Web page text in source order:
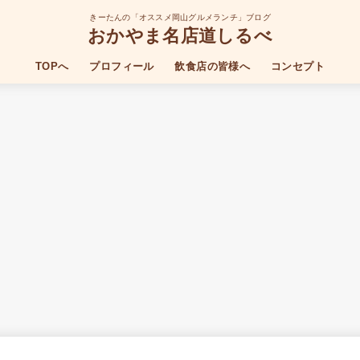
きーたんの「オススメ岡山グルメランチ」ブログ
おかやま名店道しるべ
TOPへ プロフィール 飲食店の皆様へ コンセプト